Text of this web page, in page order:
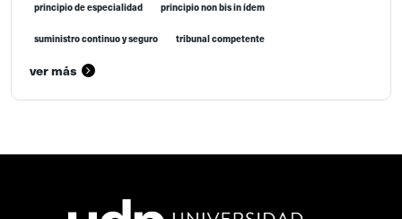
principio de especialidad principio non bis in ídem
suministro continuo y seguro tribunal competente
ver más